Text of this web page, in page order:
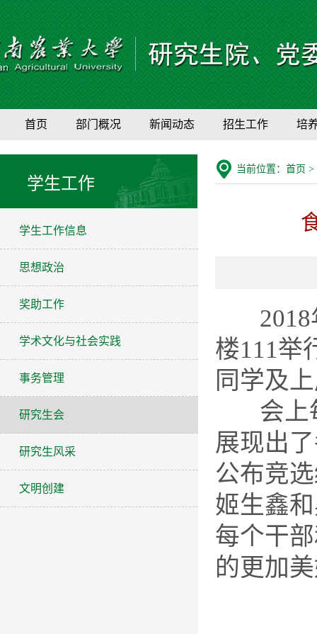
首页 部门概况 新闻动态 招生工作 培
学生工作
学生工作信息
思想政治
奖助工作
学术文化与社会实践
事务管理
研究生会
研究生风采
文明创建
当前位置： 首页 >
2018
楼111举
同学及
会上每
展现出
公布竞
姬生鑫
每个干
的更加